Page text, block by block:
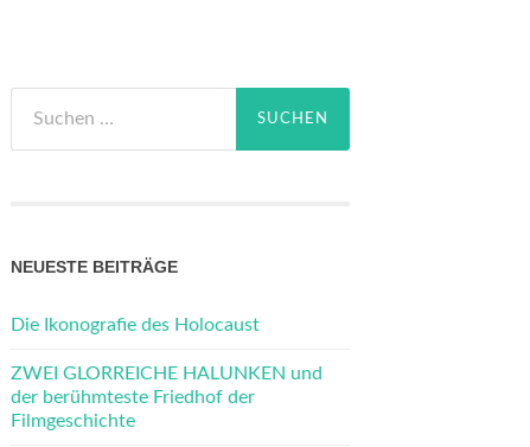
nach:
NEUESTE BEITRÄGE
Die Ikonografie des Holocaust
ZWEI GLORREICHE HALUNKEN und
der berühmteste Friedhof der
Filmgeschichte